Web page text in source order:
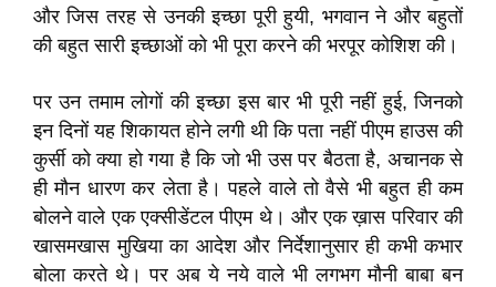
और जिस तरह से उनकी इच्छा पूरी हुयी, भगवान ने और बहुतों
की बहुत सारी इच्छाओं को भी पूरा करने की भरपूर कोशिश की।
पर उन तमाम लोगों की इच्छा इस बार भी पूरी नहीं हुई, जिनको
इन दिनों यह शिकायत होने लगी थी कि पता नहीं पीएम हाउस की
कुर्सी को क्या हो गया है कि जो भी उस पर बैठता है, अचानक से
ही मौन धारण कर लेता है। पहले वाले तो वैसे भी बहुत ही कम
बोलने वाले एक एक्सीडेंटल पीएम थे। और एक ख़ास परिवार की
खासमखास मुखिया का आदेश और निर्देशानुसार ही कभी कभार
बोला करते थे। पर अब ये नये वाले भी लगभग मौनी बाबा बन